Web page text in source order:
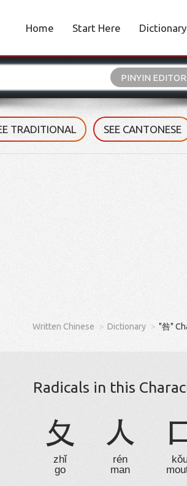
Home Start Here Dictionary
PINYIN EDITOR
TRADITIONAL SEE CANTONESE
Written Chinese Dictionary "咎"
Radicals in this
夂
zhǐ
go
人
rén
man